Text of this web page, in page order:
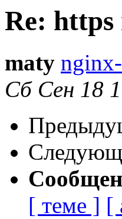
Re: https
maty
Сб Сен 18
[ теме ] [